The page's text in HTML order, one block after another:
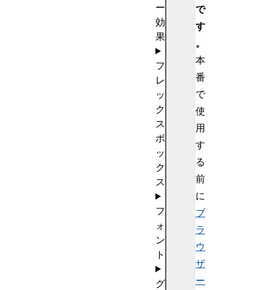
で
す
。
本
番
で
使
用
す
る
前
に
ブ
ラ
ウ
ザ
ー
ー
効
果
フ
レ
ッ
ク
ス
ボ
ッ
ク
ス
フ
ォ
ン
ト
グ